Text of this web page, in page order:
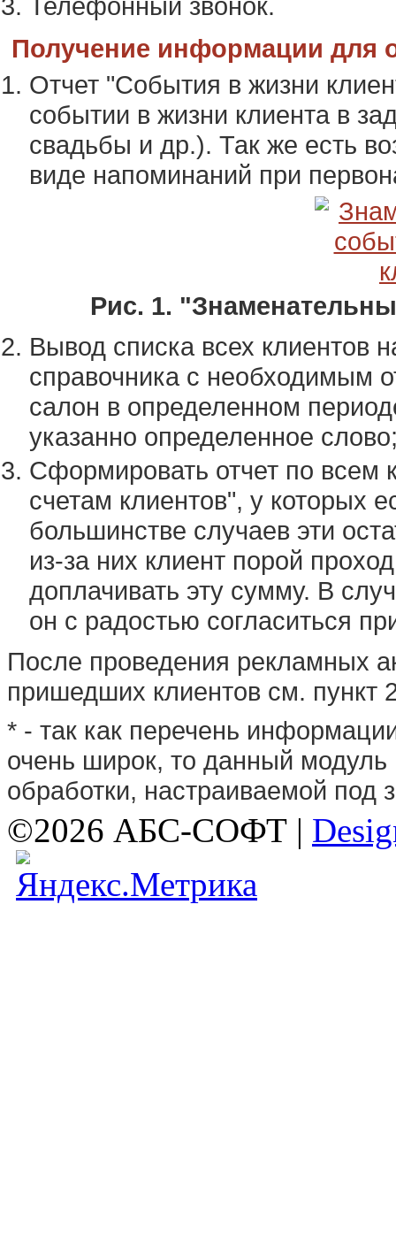
Получение информации для
Отчет "События в жизни
событии в жизни клиента в
свадьбы и др.). Так же есть
виде напоминаний при
Рис. 1.
Вывод списка всех клиентов
справочника с необходимым
салон в определенном
указанно определенное
Сформировать отчет по всем
счетам клиентов", у которых
большинстве случаев эти
из-за них клиент порой
доплачивать эту сумму. В
он с радостью согласиться
После проведения рекламных
пришедших клиентов см. пункт
* - так как перечень
очень широк, то данный модуль
обработки, настраиваемой под
©2026 АБС-СОФТ |